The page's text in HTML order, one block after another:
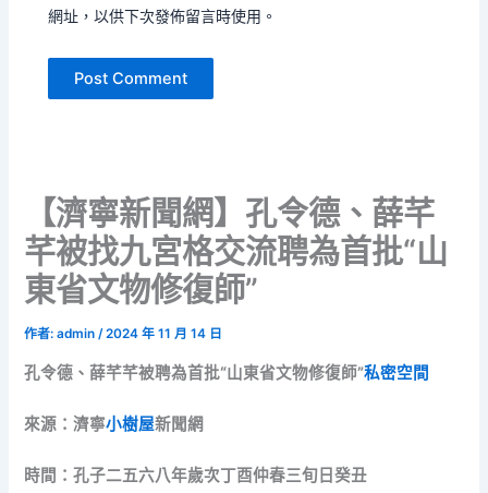
網址，以供下次發佈留言時使用。
【濟寧新聞網】孔令德、薛芊
芊被找九宮格交流聘為首批“山
東省文物修復師”
作者:admin/2024 年 11 月 14 日
孔令德、薛芊芊被聘為首批“山東省文物修復師”私密空間
來源：濟寧小樹屋新聞網
時間：孔子二五六八年歲次丁酉仲春三旬日癸丑